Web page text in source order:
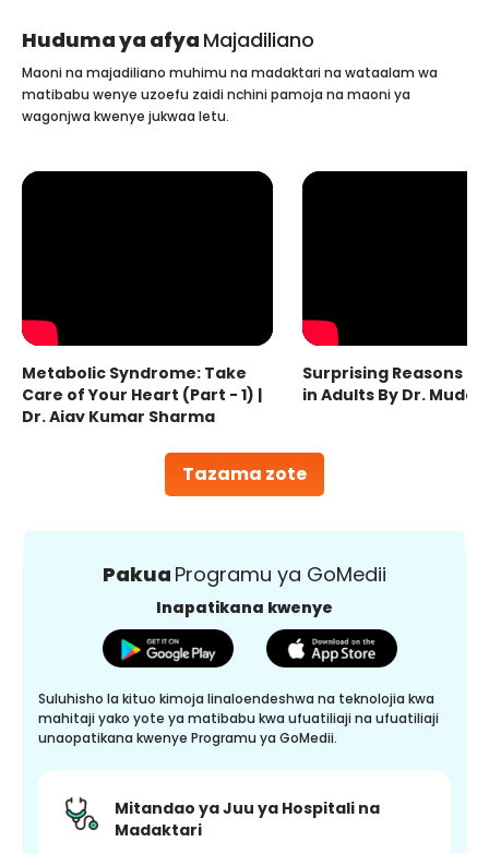
Huduma ya afya Majadiliano
Tazama zote
Maoni na majadiliano muhimu na madaktari na wataalam wa
matibabu wenye uzoefu zaidi nchini pamoja na maoni ya
wagonjwa kwenye jukwaa letu.
Metabolic Syndrome: Take
Care of Your Heart (Part - 1) |
Dr. Ajay Kumar Sharma
Surprising Reasons
in Adults By Dr.
Pakua Programu ya GoMedii
Inapatikana kwenye
Suluhisho la kituo kimoja linaloendeshwa na teknolojia kwa
mahitaji yako yote ya matibabu kwa ufuatiliaji na ufuatiliaji
unaopatikana kwenye Programu ya GoMedii.
Mitandao ya Juu ya Hospitali na
Madaktari